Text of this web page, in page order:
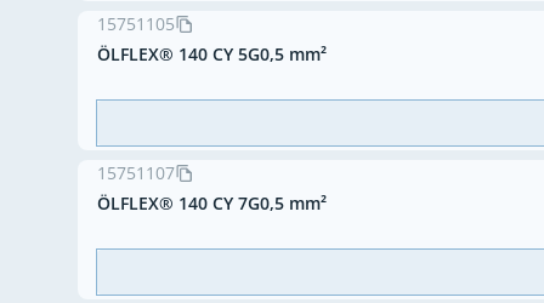
15751105
ÖLFLEX® 140 CY 5G0,5 mm²
15751107
ÖLFLEX® 140 CY 7G0,5 mm²